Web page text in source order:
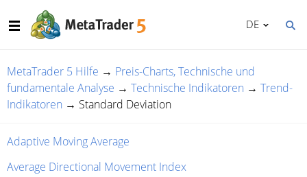
DE
MetaTrader 5 Hilfe → Preis-Charts, Technische und
fundamentale Analyse → Technische Indikatoren → Trend-
Indikatoren → Standard Deviation
Adaptive Moving Average
Average Directional Movement Index